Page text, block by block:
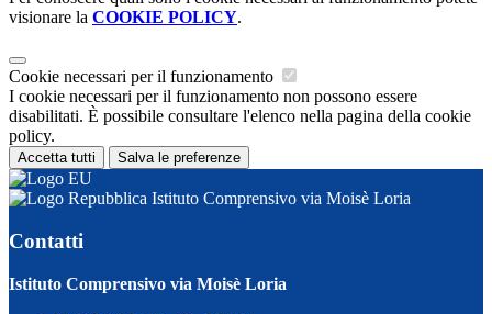
visionare la COOKIE POLICY.
Cookie necessari per il funzionamento
I cookie necessari per il funzionamento non possono essere
disabilitati. È possibile consultare l'elenco nella pagina della cookie
policy.
Accetta tutti Salva le preferenze
Istituto Comprensivo via Moisè Loria
Contatti
Istituto Comprensivo via Moisè Loria